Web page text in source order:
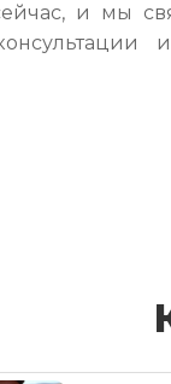
и мы
и